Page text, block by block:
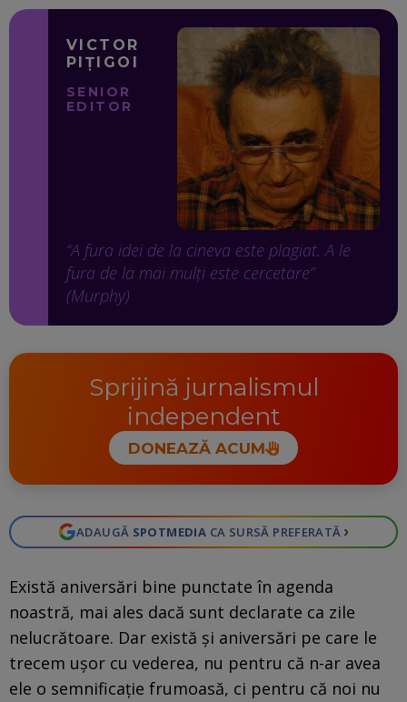
VICTOR
PIȚIGOI
SENIOR
EDITOR
“A fura idei de la cineva este plagiat. A le
fura de la mai mulți este cercetare”
(Murphy)
Sprijină jurnalismul
independent
DONEAZĂ ACUM
ADAUGĂ SPOTMEDIA CA SURSĂ PREFERATĂ ›
Există aniversări bine punctate în agenda
noastră, mai ales dacă sunt declarate ca zile
nelucrătoare. Dar există și aniversări pe care le
trecem ușor cu vederea, nu pentru că n-ar avea
ele o semnificație frumoasă, ci pentru că noi nu